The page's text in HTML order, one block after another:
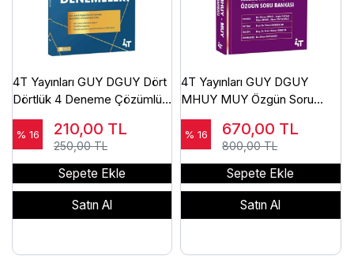
4T Yayınları GUY DGUY Dört
Dörtlük 4 Deneme Çözümlü
4T Yayınları
% 16 210,00 TL
250,00 TL
Sepete Ekle
Satın Al
4T Yayınları GUY DGUY
MHUY MUY Özgün Soru
Bankası - Alican Dovletov 4T
Yayınları
% 16 670,00 TL
800,00 TL
Sepete Ekle
Satın Al